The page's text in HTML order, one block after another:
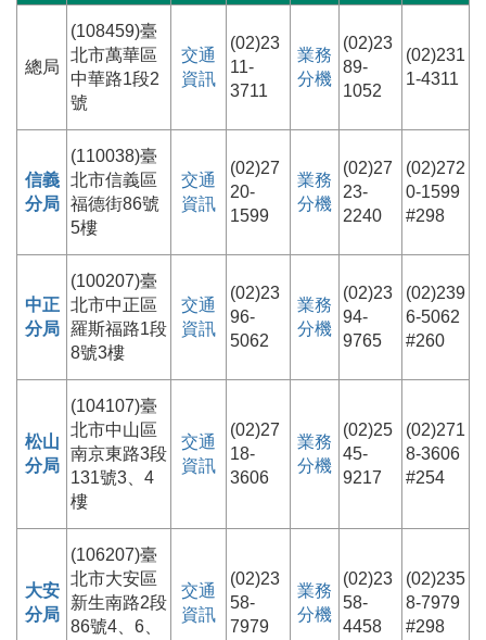
總局
(108459)臺
北市萬華區
中華路1段2
號
交通
資訊
(02)23
11-
3711
業務
分機
(02)23
89-
1052
(02)231
1-4311
信義
分局
(110038)臺
北市信義區
福德街86號
5樓
交通
資訊
(02)27
20-
1599
業務
分機
(02)27
23-
2240
(02)272
0-1599
#298
中正
分局
(100207)臺
北市中正區
羅斯福路1段
8號3樓
交通
資訊
(02)23
96-
5062
業務
分機
(02)23
94-
9765
(02)239
6-5062
#260
松山
分局
(104107)臺
北市中山區
南京東路3段
131號3、4
樓
交通
資訊
(02)27
18-
3606
業務
分機
(02)25
45-
9217
(02)271
8-3606
#254
大安
分局
(106207)臺
北市大安區
新生南路2段
86號4、6、
交通
資訊
(02)23
58-
7979
業務
分機
(02)23
58-
4458
(02)235
8-7979
#298